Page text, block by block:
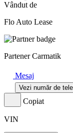
Vândut de
Flo Auto Lease
Partener Carmatik
Mesaj
Vezi număr de
Copiat
VIN